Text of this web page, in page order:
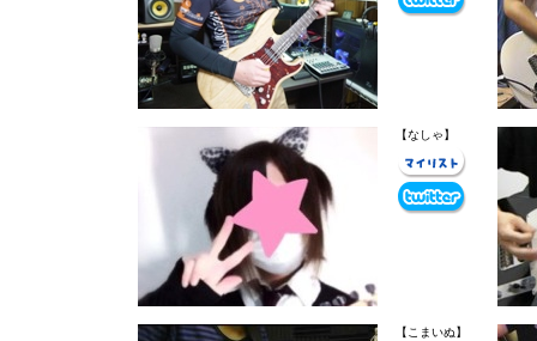
【なしゃ】
【こまいぬ】